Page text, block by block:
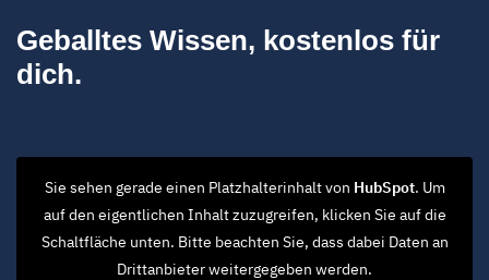
Geballtes Wissen, kostenlos für
dich.
Sie sehen gerade einen Platzhalterinhalt von HubSpot. Um
auf den eigentlichen Inhalt zuzugreifen, klicken Sie auf die
Schaltfläche unten. Bitte beachten Sie, dass dabei Daten an
Drittanbieter weitergegeben werden.